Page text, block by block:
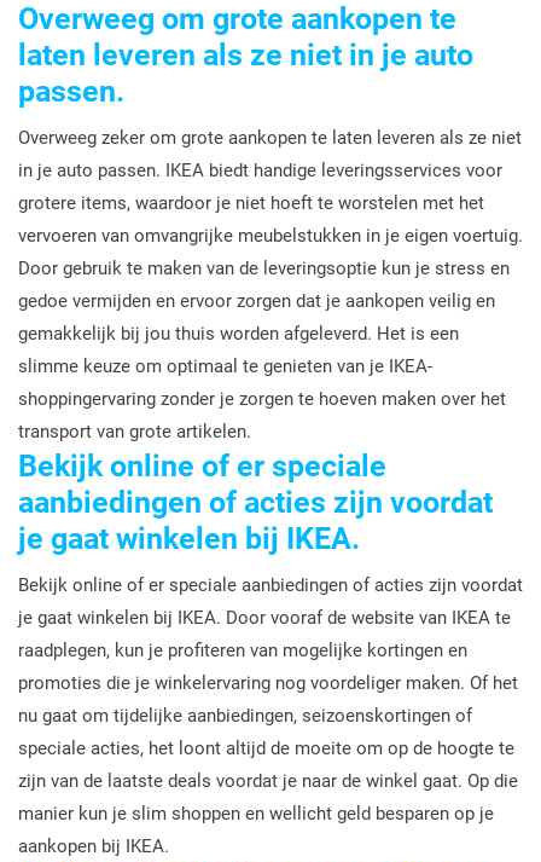
Overweeg om grote aankopen te
laten leveren als ze niet in je auto
passen.
Overweeg zeker om grote aankopen te laten leveren als ze niet
in je auto passen. IKEA biedt handige leveringsservices voor
grotere items, waardoor je niet hoeft te worstelen met het
vervoeren van omvangrijke meubelstukken in je eigen voertuig.
Door gebruik te maken van de leveringsoptie kun je stress en
gedoe vermijden en ervoor zorgen dat je aankopen veilig en
gemakkelijk bij jou thuis worden afgeleverd. Het is een
slimme keuze om optimaal te genieten van je IKEA-
shoppingervaring zonder je zorgen te hoeven maken over het
transport van grote artikelen.
Bekijk online of er speciale
aanbiedingen of acties zijn voordat
je gaat winkelen bij IKEA.
Bekijk online of er speciale aanbiedingen of acties zijn voordat
je gaat winkelen bij IKEA. Door vooraf de website van IKEA te
raadplegen, kun je profiteren van mogelijke kortingen en
promoties die je winkelervaring nog voordeliger maken. Of het
nu gaat om tijdelijke aanbiedingen, seizoenskortingen of
speciale acties, het loont altijd de moeite om op de hoogte te
zijn van de laatste deals voordat je naar de winkel gaat. Op die
manier kun je slim shoppen en wellicht geld besparen op je
aankopen bij IKEA.